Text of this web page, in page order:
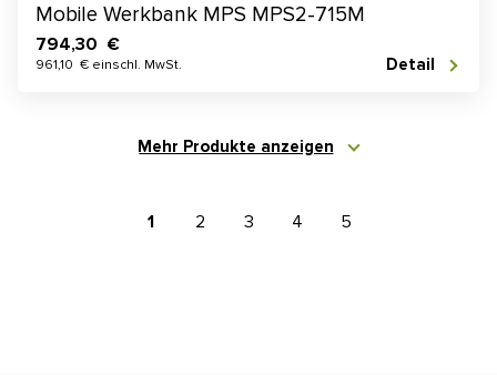
Mobile Werkbank MPS MPS2-715M
794,30 €
961,10 € einschl. MwSt. Detail
Mehr Produkte anzeigen
1 2 3 4 5